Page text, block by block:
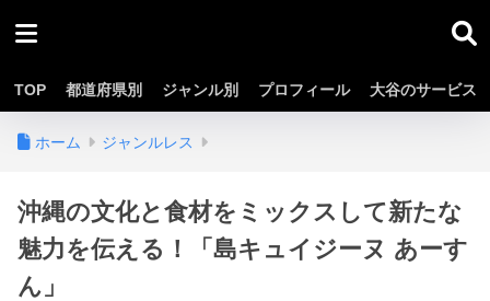
TOP 都道府県別 ジャンル別 プロフィール 大谷のサービス
ホーム ジャンルレス
沖縄の文化と食材をミックスして新たな
魅力を伝える！「島キュイジーヌ あーす
ん」